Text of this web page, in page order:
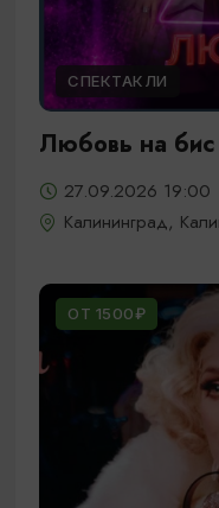
СПЕКТАКЛИ
Любовь на бис
27.09.2026 19:00
Калининград,
ОТ 1500₽